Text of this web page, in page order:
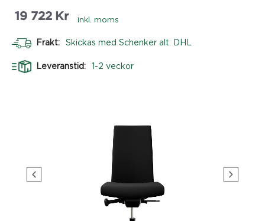
19 722 Kr inkl. moms
Frakt: Skickas med Schenker alt. DHL
Leveranstid: 1-2 veckor